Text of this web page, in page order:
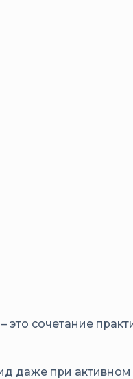
сочетание
даже при активном